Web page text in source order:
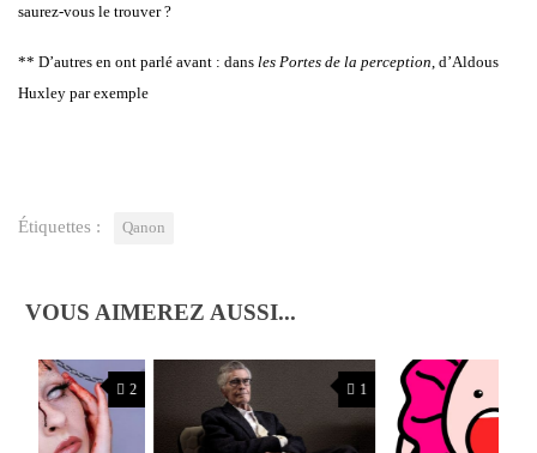
sau­rez-vous le trou­ver ?
** D’autres en ont par­lé avant : dans les Portes de la per­cep­tion , d’Al­dous
Hux­ley par exemple
Étiquettes : Qanon
VOUS AIMEREZ AUSSI...
1
2